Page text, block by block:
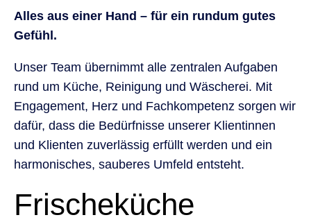
Alles aus einer Hand – für ein rundum gutes
Gefühl.
Unser Team übernimmt alle zentralen Aufgaben
rund um Küche, Reinigung und Wäscherei. Mit
Engagement, Herz und Fachkompetenz sorgen wir
dafür, dass die Bedürfnisse unserer Klientinnen
und Klienten zuverlässig erfüllt werden und ein
harmonisches, sauberes Umfeld entsteht.
Frischeküche